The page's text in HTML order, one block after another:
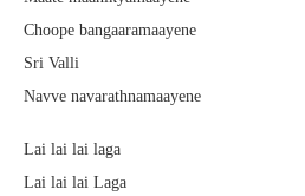
Choope bangaaramaayene
Sri Valli
Navve navarathnamaayene
Lai lai lai laga
Lai lai lai Laga